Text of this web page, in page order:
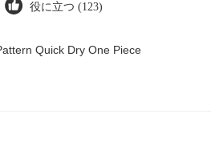
役に立つ (123)
Quick Dry One Piece